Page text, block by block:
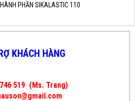
PHẦN SIKALASTIC 110
KHÁCH HÀNG
519 (Ms. Trang)